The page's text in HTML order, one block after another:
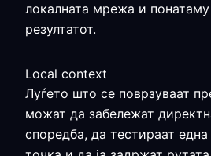
локалната мрежа и
резултатот.
Local context
Луѓето што се поврзуваат
можат да забележат
споредба, да тестираат една